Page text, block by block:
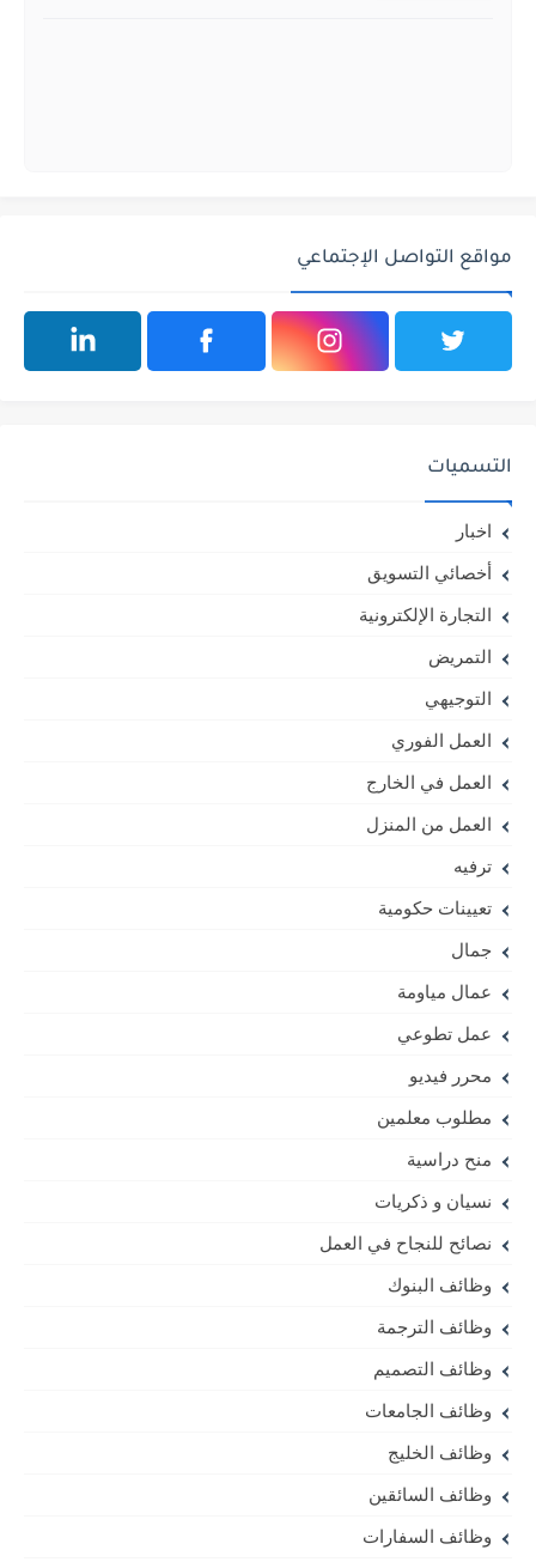
مواقع التواصل الإجتماعي
التسميات
اخبار
أخصائي التسويق
التجارة الإلكترونية
التمريض
التوجيهي
العمل الفوري
العمل في الخارج
العمل من المنزل
ترفيه
تعيينات حكومية
جمال
عمال مياومة
عمل تطوعي
محرر فيديو
مطلوب معلمين
منح دراسية
نسيان و ذكريات
نصائح للنجاح في العمل
وظائف البنوك
وظائف الترجمة
وظائف التصميم
وظائف الجامعات
وظائف الخليج
وظائف السائقين
وظائف السفارات